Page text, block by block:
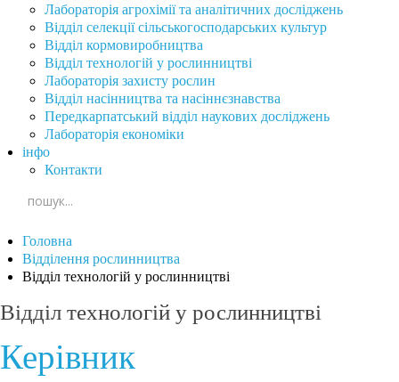
Лабораторія агрохімії та аналітичних досліджень
Відділ селекції сільськогосподарських культур
Відділ кормовиробництва
Відділ технологій у рослинництві
Лабораторія захисту рослин
Відділ насінництва та насіннєзнавства
Передкарпатський відділ наукових досліджень
Лабораторія економіки
інфо
Контакти
Головна
Відділення рослинництва
Відділ технологій у рослинництві
Відділ технологій у рослинництві
Керівник